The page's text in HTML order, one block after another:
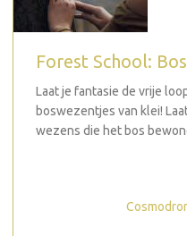
Forest School:
Laat je fantasie de vrije
boswezentjes van klei!
wezens die het bos